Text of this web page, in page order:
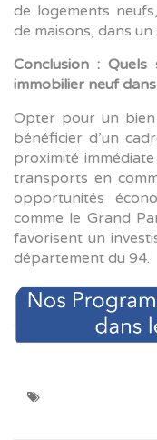
de logements
de maisons, dans
Conclusion :
immobilier neuf
Opter pour un bien
bénéficier d’un
proximité
transports en
opportunités
comme le Grand
favorisent un
département du 94.